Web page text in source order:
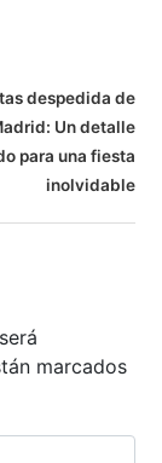
despedida de
Un detalle
para una fiesta
inolvidable
marcados